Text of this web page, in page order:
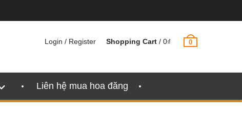
Login / Register Shopping Cart / 0₫ 0
Liên hệ mua hoa đăng